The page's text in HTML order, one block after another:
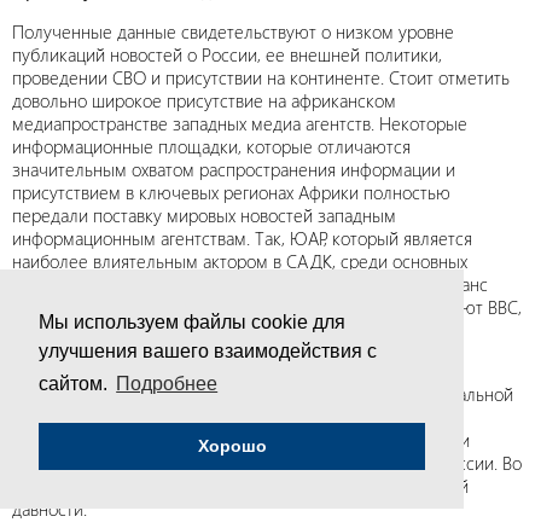
Мы используем файлы cookie для
улучшения вашего взаимодействия с
сайтом. Подробнее
Хорошо
Полученные данные свидетельствуют о низком уровне
публикаций новостей о России, ее внешней политики,
проведении СВО и присутствии на континенте. Стоит отметить
довольно широкое присутствие на африканском
медиапространстве западных медиа агентств. Некоторые
информационные площадки, которые отличаются
значительным охватом распространения информации и
присутствием в ключевых регионах Африки полностью
передали поставку мировых новостей западным
информационным агентствам. Так, ЮАР, который является
наиболее влиятельным актором в САДК, среди основных
поставщиков новостей о России выступает Агентство Франс
Пресс (AFP). В других регионах наибольшее влияние имеют ВВС,
Reuters, DW.
В целом о России в африканских СМИ довольно мало
информации. Основной сюжет новостей касается специальной
военной операции на Украине. Главным поставщиком
информации о конфликте являются западные СМИ. Сами
африканцы довольно мало пишут репортажи на тему России. Во
многих странах даже новости о СВО могут быть месячной
давности.